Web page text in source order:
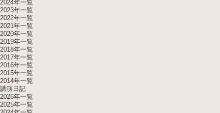
2024年一覧
2023年一覧
2022年一覧
2021年一覧
2020年一覧
2019年一覧
2018年一覧
2017年一覧
2016年一覧
2015年一覧
2014年一覧
講演日記
2026年一覧
2025年一覧